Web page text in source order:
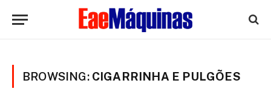
BROWSING: CIGARRINHA E PULGÕES